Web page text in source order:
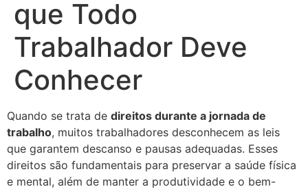
que Todo
Trabalhador Deve
Conhecer
Quando se trata de direitos durante a jornada de
trabalho, muitos trabalhadores desconhecem as leis
que garantem descanso e pausas adequadas. Esses
direitos são fundamentais para preservar a saúde física
e mental, além de manter a produtividade e o bem-